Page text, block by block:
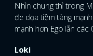
Nhìn chung thì trong
đe dọa tiềm tàng
mạnh hơn Ego lẫn các
Loki